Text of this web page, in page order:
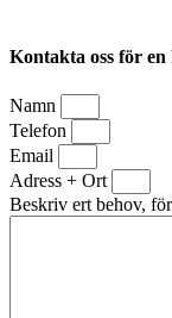
Kontakta oss för
Namn
Telefon
Email
Adress + Ort
Beskriv ert behov,